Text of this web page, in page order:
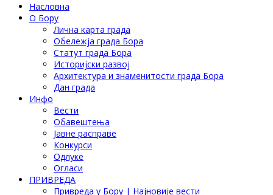
Насловна
О Бору
Лична карта града
Обележја града Бора
Статут града Бора
Историјски развој
Архитектура и знаменитости града Бора
Дан града
Инфо
Вести
Обавештења
Јавне расправе
Конкурси
Одлуке
Огласи
ПРИВРЕДА
Привреда у Бору | Најновије вести